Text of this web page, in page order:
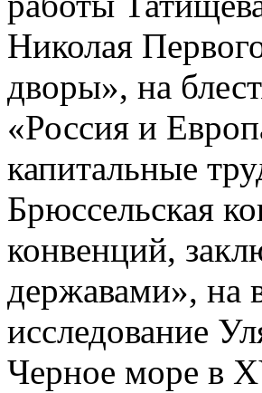
Николая
дворы», на
«Россия и
капитальные
Брюссельская
конвенций,
державами», на
исследование
Черное море в